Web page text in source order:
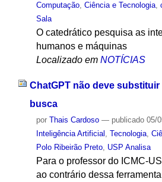
Computação, Ciência e Tecnologia,
Sala
O catedrático pesquisa as
humanos e máquinas
Localizado em NOTÍCIAS
ChatGPT não deve
busca
por Thais Cardoso — publicado05/
Inteligência Artificial Tecnologia,
Polo Ribeirão Preto, USP Analisa
Para o professor do ICMC-
ao contrário dessa